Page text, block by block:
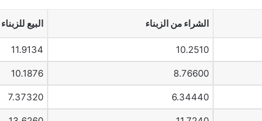
الشراء من الزبناء البيع للزبناء
10.2510
11.9134
8.76600
10.1876
6.34440
7.37320